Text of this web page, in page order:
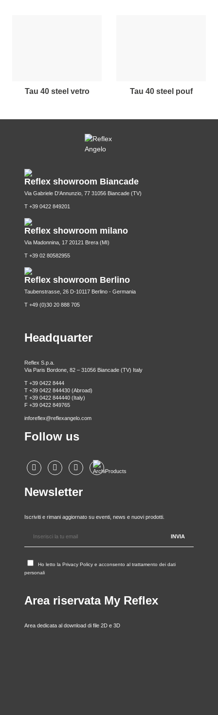
tau 40 steel vetro tau 40 steel pouf
Reflex showroom Biancade
Via Gabriele D'Annunzio, 77 31056 Biancade (TV)
T +39 0422 849201
Reflex showroom milano
Via Madonnina, 17 20121 Brera (MI)
T +39 02 80582955
Reflex showroom Berlino
Taubenstrasse, 26 D-10117 Berlino - Germania
T +49 (0)30 20 888 705
Headquarter
Reflex S.p.a.
Via Paris Bordone, 82 – 31056 Biancade (TV) Italy
T +39 0422 8444
T +39 0422 844430 (Abroad)
T +39 0422 844440 (Italy)
F +39 0422 849765
inforeflex@reflexangelo.com
Follow us
Newsletter
Iscriviti e rimani aggiornato su eventi, news e nuovi prodotti.
Ho letto la Privacy Policy e acconsento al trattamento dei dati
personali
Area riservata My Reflex
Area dedicata al download di file 2D e 3D